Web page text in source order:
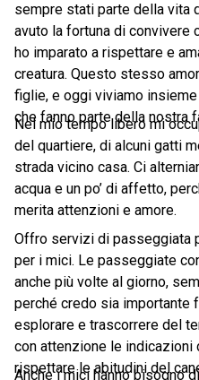
sempre stati parte della vita
avuto la fortuna di convivere
ho imparato a rispettare e
creatura. Questo stesso
figlie, e oggi viviamo
che fanno parte della nostra
Nel mio tempo libero mi
del quartiere, di alcuni gatti
strada vicino casa. Ci
acqua e un po’ di affetto,
merita attenzioni e amore.
Offro servizi di passeggiata
per i mici. Le passeggiate
anche più volte al giorno,
perché credo sia importante
esplorare e trascorrere del
con attenzione le indicazioni
rispettare le abitudini del
Anche i mici hanno bisogno